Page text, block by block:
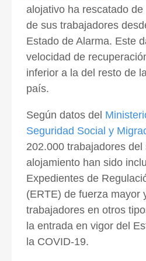
alojativo ha rescatado
de sus trabajadores
Estado de Alarma. Este
velocidad de
inferior a la del resto de
país.
Según datos del
Seguridad Social y
202.000 trabajadores del
alojamiento han sido
Expedientes de
(ERTE) de fuerza mayor
trabajadores en otros
la entrada en vigor del
la COVID-19.